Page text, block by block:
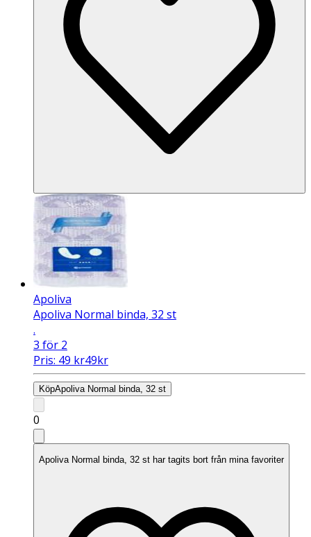
Apoliva
Apoliva Normal binda, 32 st
.
3 för 2
Pris: 49 kr49kr
KöpApoliva Normal binda, 32 st
0
Apoliva Normal binda, 32 st har tagits bort från mina favoriter